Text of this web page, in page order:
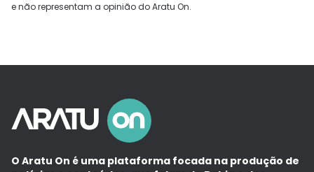
e não representam a opinião do Aratu On.
O Aratu On é uma plataforma focada na produção de